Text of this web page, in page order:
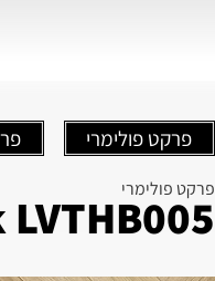
פרקט פולימרי
פרקט פולימרי